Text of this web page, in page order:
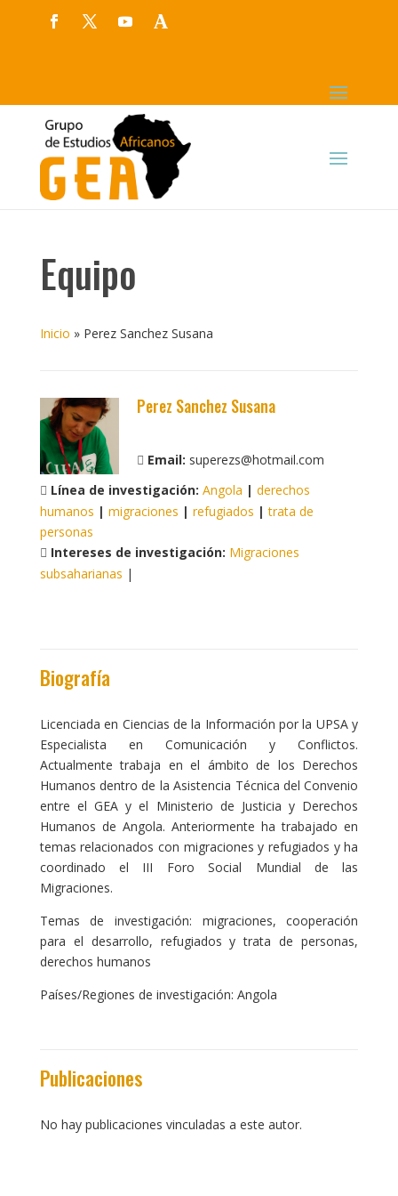
Equipo
Inicio » Perez Sanchez Susana
Perez Sanchez Susana
Email: superezs@hotmail.com
Línea de investigación: Angola | derechos
humanos | migraciones | refugiados |trata de
personas
Intereses de investigación: Migraciones
subsaharianas |
Biografía
Licenciada en Ciencias de la Información por la UPSA y
Especialista en Comunicación y Conflictos.
Actualmente trabaja en el ámbito de los Derechos
Humanos dentro de la Asistencia Técnica del Convenio
entre el GEA y el Ministerio de Justicia y Derechos
Humanos de Angola. Anteriormente ha trabajado en
temas relacionados con migraciones y refugiados y ha
coordinado el III Foro Social Mundial de las
Migraciones.
Temas de investigación: migraciones, cooperación
para el desarrollo, refugiados y trata de personas,
derechos humanos
Países/Regiones de investigación: Angola
Publicaciones
No hay publicaciones vinculadas a este autor.